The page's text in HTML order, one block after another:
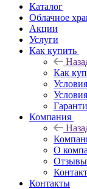
Каталог
Облачное
Акции
Услуги
Как купить
Как
Компания
О
Отзывы
Контакты